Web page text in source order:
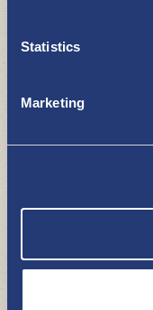
Statistics
Marketing
Kyrkor